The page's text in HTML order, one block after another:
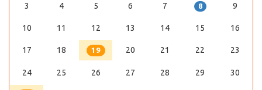
3 4 5 6 7 8 9
10 11 12 13 14 15 16
17 18 19 20 21 22 23
24 25 26 27 28 29 30